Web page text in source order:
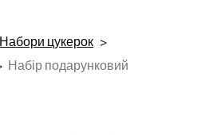
Набори цукерок
Набір подарунковий